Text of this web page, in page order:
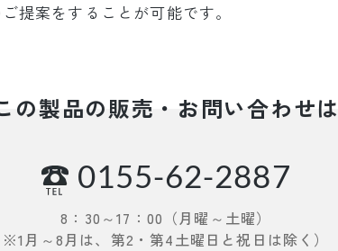
提案をすることが可能です。
の製品の販売・お問い合わせは
0155-62-2887
8：30～17：00（月曜～土曜）
※1月～8月は、第2・第4土曜日と祝日は除く）